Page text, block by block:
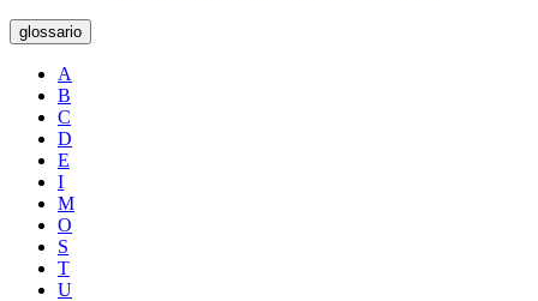
glossario
A
B
C
D
E
I
M
O
S
T
U